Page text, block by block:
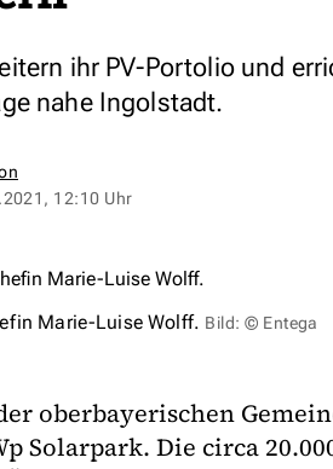
ihr PV-Portolio und
nahe Ingolstadt.
12:10 Uhr
Marie-Luise Wolff. Bild: © Entega
oberbayerischen
Solarpark. Die circa